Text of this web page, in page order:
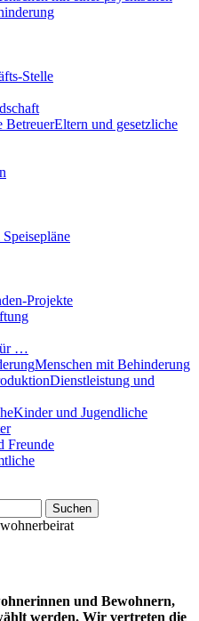
Stelle
BetreuerEltern und gesetzliche
Projekte
…
Menschen mit Behinderung
Dienstleistung und
Kinder und Jugendliche
Freunde
Suchen
und Bewohnern,
werden. Wir vertreten die